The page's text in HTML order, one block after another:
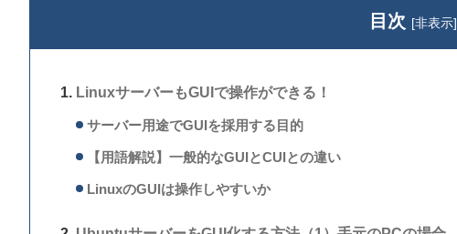
目次 [非表示]
LinuxサーバーもGUIで操作ができる！
サーバー用途でGUIを採用する目的
【用語解説】一般的なGUIとCUIとの違い
LinuxのGUIは操作しやすいか